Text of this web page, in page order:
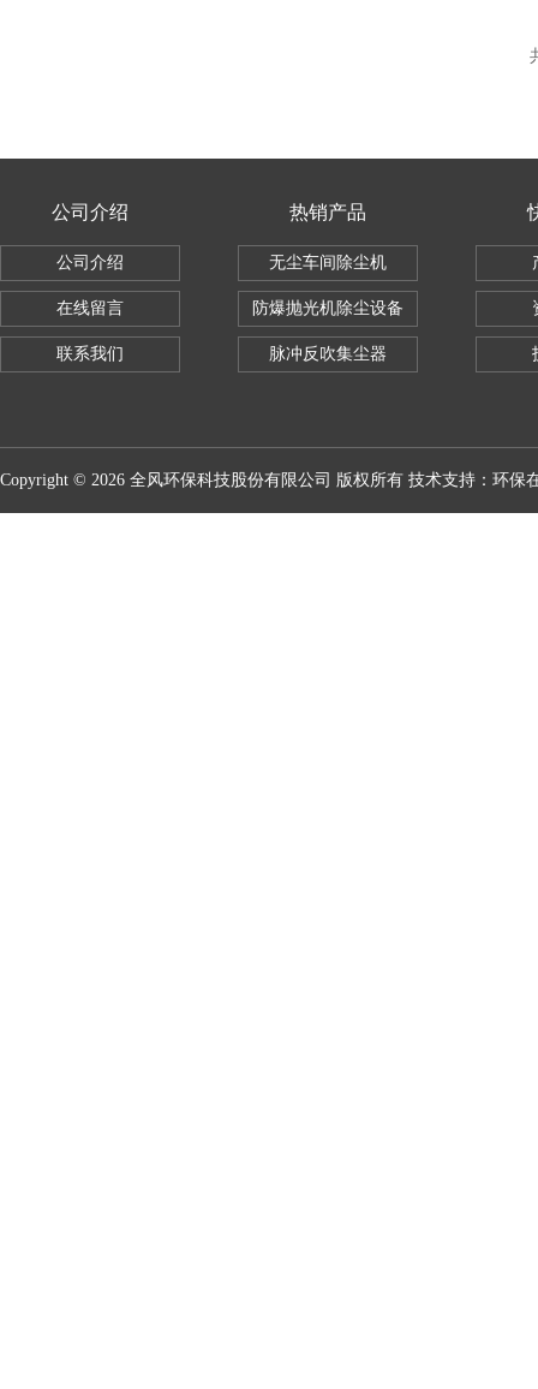
公司介绍
公司介绍
在线留言
联系我们
热销产品
无尘车间除尘机
防爆抛光机除尘设备
脉冲反吹集尘器
Copyright © 2026 全风环保科技股份有限公司 版权所有 技术支持： 环保